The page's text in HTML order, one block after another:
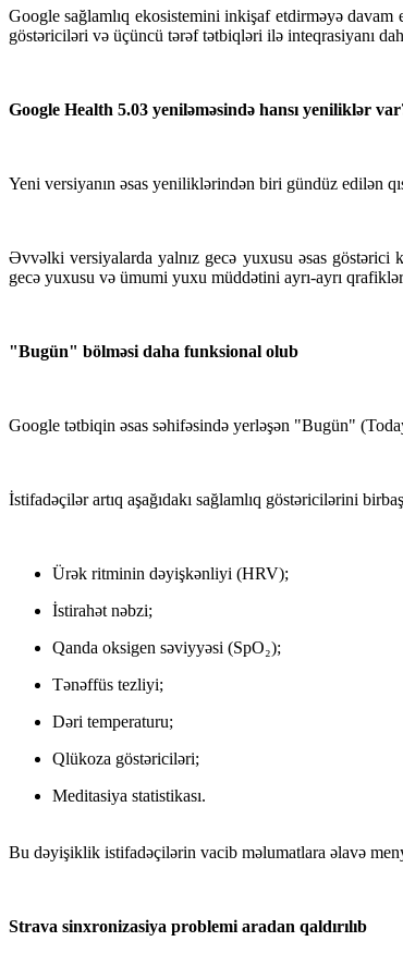
Google sağlamlıq ekosistemini inkişaf etdirməyə
göstəriciləri və üçüncü tərəf tətbiqləri ilə inteqrasiyanı
Google Health 5.03 yeniləməsində hansı yeniliklər
Yeni versiyanın əsas yeniliklərindən biri gündüz edilən
Əvvəlki versiyalarda yalnız gecə yuxusu əsas göstərici
gecə yuxusu və ümumi yuxu müddətini ayrı-ayrı
"Bugün" bölməsi daha funksional olub
Google tətbiqin əsas səhifəsində yerləşən "Bugün"
İstifadəçilər artıq aşağıdakı sağlamlıq göstəricilərini
Ürək ritminin dəyişkənliyi (HRV);
İstirahət nəbzi;
Qanda oksigen səviyyəsi (SpO₂);
Tənəffüs tezliyi;
Dəri temperaturu;
Qlükoza göstəriciləri;
Meditasiya statistikası.
Bu dəyişiklik istifadəçilərin vacib məlumatlara əlavə
Strava sinxronizasiya problemi aradan qaldırılıb